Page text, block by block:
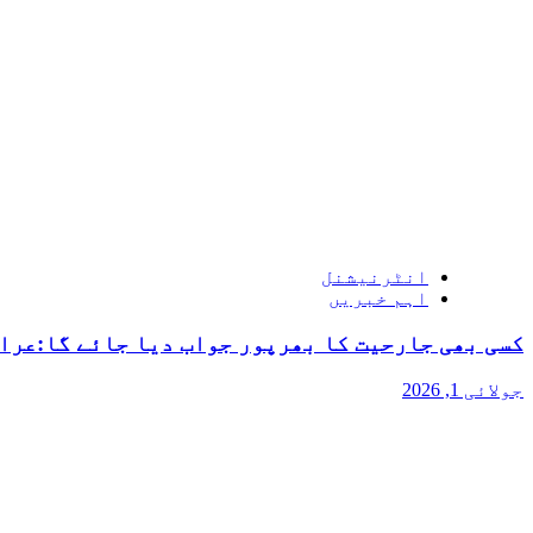
انٹرنیشنل
اہم خبریں
کسی بھی جارحیت کا بھرپور جواب دیا جائے
جولائی 1, 2026